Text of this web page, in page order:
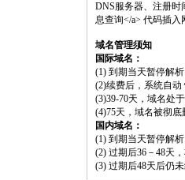
DNS服务器、注册时
息查询</a> 代码插
域名管理须知
国际域名：
(1) 到期当天暂停解
(2)续费后，系统自动
(3)39-70天，域名处
(4)75天，域名被彻底
国内域名：
(1) 到期当天暂停解
(2) 过期后36－48天
(3) 过期后48天后仍